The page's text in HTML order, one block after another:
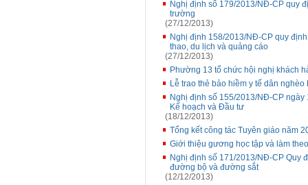
Nghị định số 179/2013/NĐ-CP quy
trường
(27/12/2013)
Nghị định 158/2013/NĐ-CP quy
thao, du lịch và quảng cáo
(27/12/2013)
Phường 13 tổ chức hội nghị khách
Lễ trao thẻ bảo hiềm y tế dân
Nghị định số 155/2013/NĐ-CP
Kế hoạch và Đầu tư
(18/12/2013)
Tổng kết công tác Tuyên giáo năm
Giới thiệu gương học tập và làm
Nghị định số 171/2013/NĐ-CP Quy
đường bộ và đường sắt
(12/12/2013)